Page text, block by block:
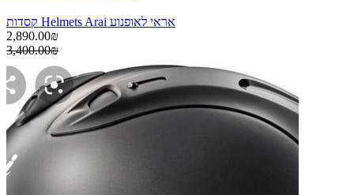
קסדות Helmets Arai אראי לאופנוע
2,890.00₪
3,400.00₪